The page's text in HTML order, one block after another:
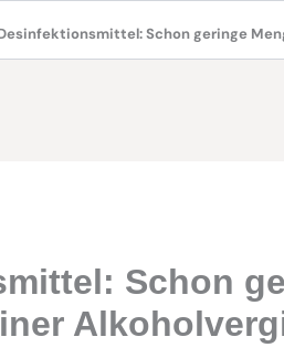
Schon geringe
Schon